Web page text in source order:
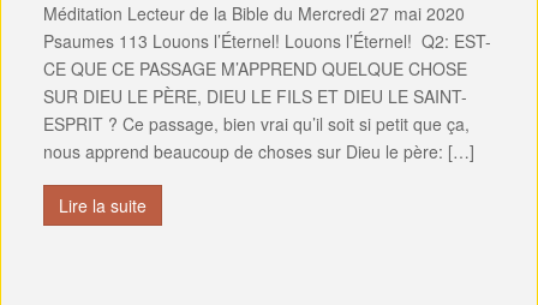
Méditation Lecteur de la Bible du Mercredi 27 mai 2020
Psaumes 113 Louons l’Éternel! Louons l’Éternel! Q2: EST-
CE QUE CE PASSAGE M’APPREND QUELQUE CHOSE
SUR DIEU LE PÈRE, DIEU LE FILS ET DIEU LE SAINT-
ESPRIT ? Ce passage, bien vrai qu’il soit si petit que ça,
nous apprend beaucoup de choses sur Dieu le père: […]
Lire la suite